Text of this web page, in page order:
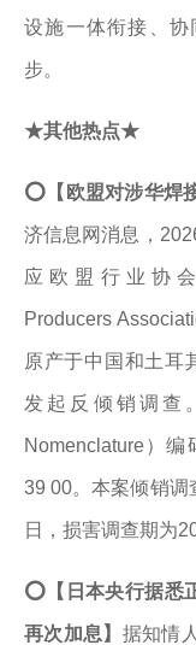
设施一体衔接、协
步。
★其他热点★
⭕【欧盟对涉华焊
济信息网消息，
应欧盟行业协会
Producers
原产于中国和土耳
发起反倾销调查
Nomenclature）
39 00。本案倾销调
日，损害调查期为
⭕ 【日本央行据
再次加息】 据知情